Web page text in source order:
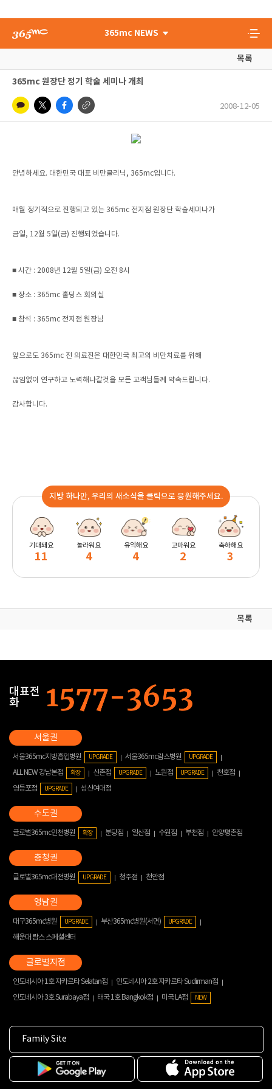
365mc NEWS
목록
365mc 원장단 정기 학술 세미나 개최
2008-12-05
안녕하세요. 대한민국 대표 비만클리닉, 365mc입니다.
매월 정기적으로 진행되고 있는 365mc 전지점 원장단 학술세미나가
금일, 12월 5일(금) 진행되었습니다.
■ 시간 : 2008년 12월 5일(금) 오전 8시
■ 장소 : 365mc 홀딩스 회의실
■ 참석 : 365mc 전지점 원장님
앞으로도 365mc 전 의료진은 대한민국 최고의 비만치료를 위해
끊임없이 연구하고 노력해나갈것을 모든 고객님들께 약속드립니다.
감사합니다.
지방 하나만, 우리의 새소식을 클릭으로 응원해주세요.
기대돼요
11
놀라워요
4
유익해요
4
고마워요
2
축하해요
3
목록
대표전
화
서울365mc지방흡입병원 UPGRADE 서울365mc람스병원 UPGRADE
ALL NEW 강남본점 확장 신촌점 UPGRADE 노원점 UPGRADE
천호점
영등포점
UPGRADE 성신여대점
글로벌365mc인천병원 확장 분당점 일산점 수원점 부천점 안양평촌점
글로벌365mc대전병원 UPGRADE 청주점 천안점
대구365mc병원 UPGRADE 부산365mc병원(서면) UPGRADE
해운대 람스 스페셜센터
인도네시아 1호 자카르타 Selatan점
인도네시아 2호 자카르타 Sudirman점
인도네시아 3호 Surabaya점
태국 1호 Bangkok점 미국 LA점 NEW
Family Site